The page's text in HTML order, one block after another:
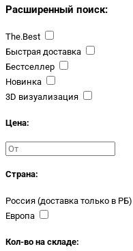
Расширенный поиск:
The.Best
Быстрая доставка
Бестселлер
Новинка
3D визуализация
Цена:
Страна:
Россия (доставка только в РБ)
Европа
Кол-во на складе: